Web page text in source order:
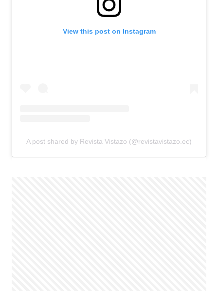
View this post on Instagram
A post shared by Revista Vistazo (@revistavistazo.ec)